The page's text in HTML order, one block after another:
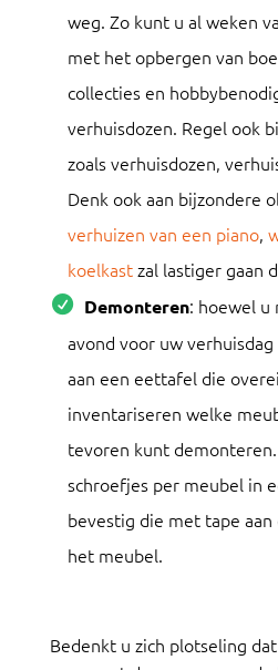
weg. Zo kunt u al weken
met het opbergen van
collecties en
verhuisdozen. Regel ook
zoals verhuisdozen,
Denk ook aan bijzondere
verhuizen van een piano,
koelkastzal lastiger gaan
Demonteren: hoewel u
avond voor uw
aan een eettafel die
inventariseren welke
tevoren kunt
schroefjes per meubel in
bevestig die met tape
het meubel.
Bedenkt u zich plotseling